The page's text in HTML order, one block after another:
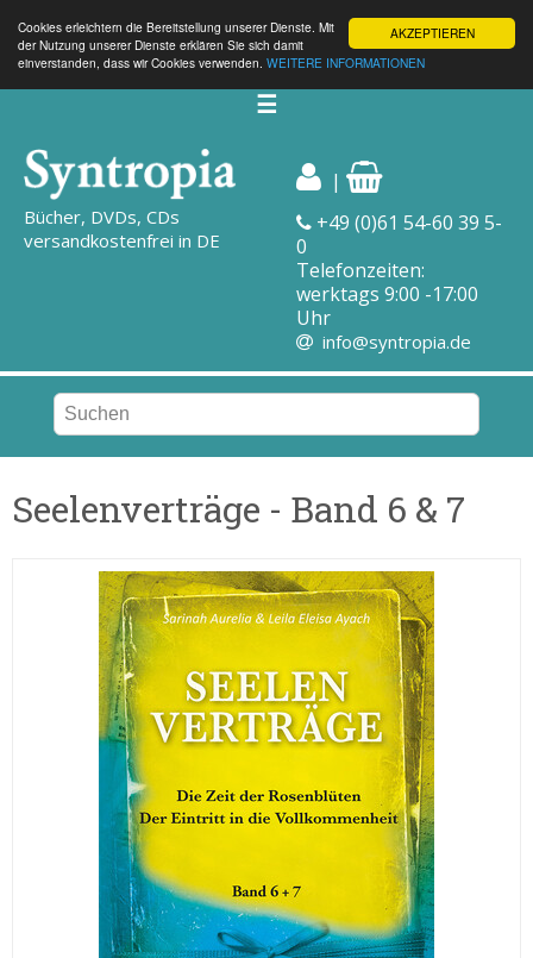
AKZEPTIEREN
Cookies erleichtern die Bereitstellung unserer Dienste. Mit
der Nutzung unserer Dienste erklären Sie sich damit
einverstanden, dass wir Cookies verwenden. WEITERE INFORMATIONEN
☰
Bücher, DVDs, CDs
versandkostenfrei in DE
|
+49 (0)61 54-60 39 5-
0
Telefonzeiten:
werktags 9:00 -17:00
Uhr
info@syntropia.de
Seelenverträge - Band 6 & 7